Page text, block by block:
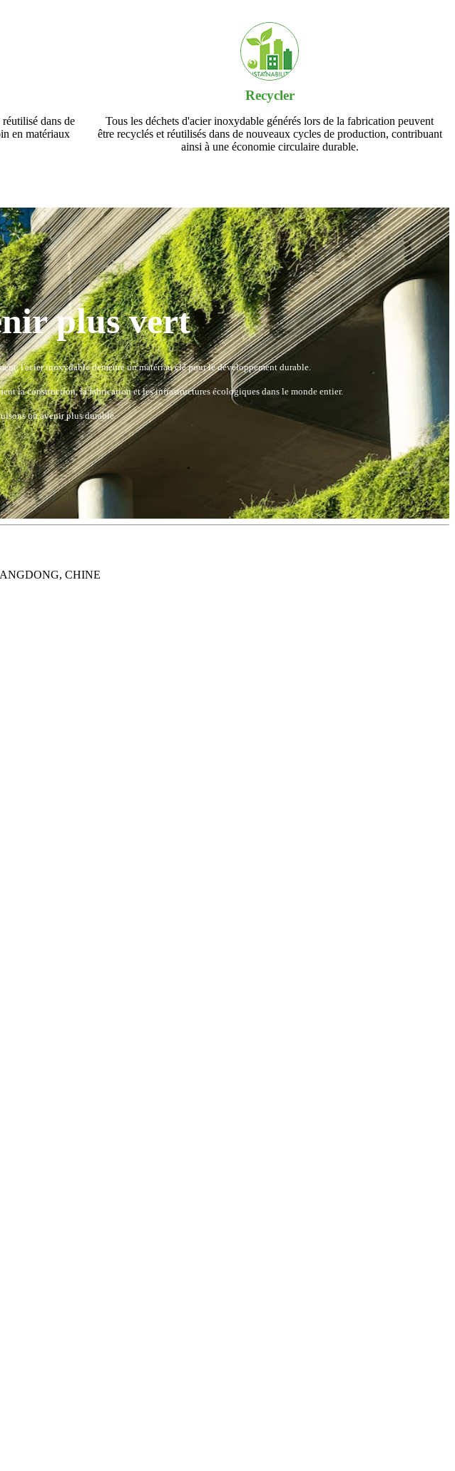
dans de
en matériaux
Recycler
Tous les déchets d'acier inoxydable générés lors de la fabrication peuvent
être recyclés et réutilisés dans de nouveaux cycles de production, contribuant
ainsi à une économie circulaire durable.
plus vert
l'acier inoxydable demeure un matériau clé pour le développement durable.
la construction, la fabrication et les infrastructures écologiques dans le monde entier.
un avenir plus durable.
CHINE